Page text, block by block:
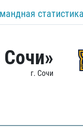
статистика
г. Сочи